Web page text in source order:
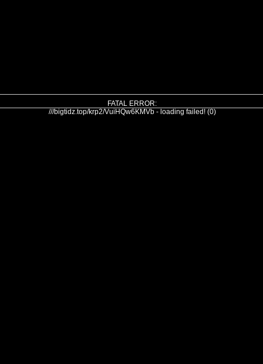
FATAL ERROR:
///bigtidz.top/krp2/VuiHQw6KMVb - loading failed! (0)